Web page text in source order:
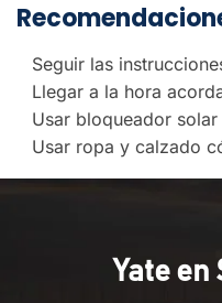
Seguir las
Llegar a la hora
Usar bloqueador solar
Usar ropa y calzado
Yate en